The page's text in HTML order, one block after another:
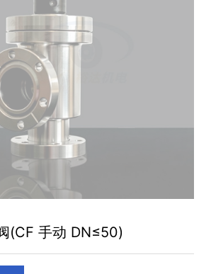
(CF 手动 DN≤50)